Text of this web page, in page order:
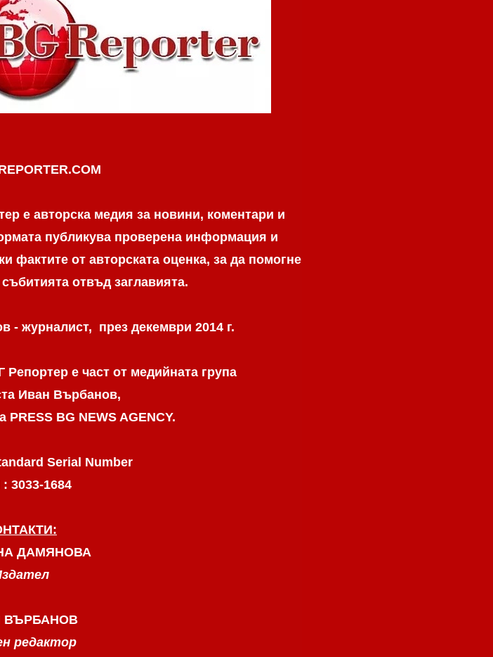
е авторска медия за новини, коментари и
публикува проверена информация и
фактите от авторската оценка, за да помогне
отвъд заглавията.
- журналист, през декември 2014 г.
Репортер е част от медийната група
Иван Върбанов,
BG NEWS AGENCY.
Serial Number
: 3033-1684
ДАМЯНОВА
ВЪРБАНОВ
редактор